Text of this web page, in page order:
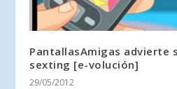
PantallasAmigas advierte
sexting [e-volución]
29/05/2012